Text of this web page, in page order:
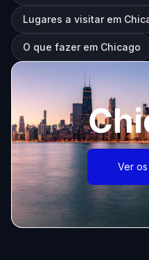
Lugares a visitar em
O que fazer em Chicago
Ver os